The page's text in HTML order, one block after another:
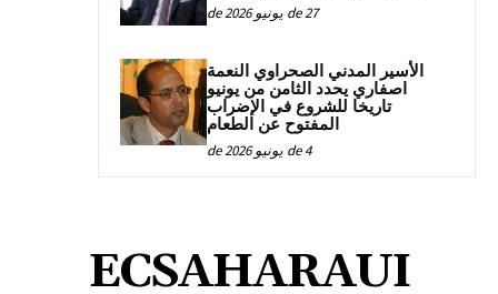
27 de يونيو de 2026
الأسير المدني الصحراوي النعمة
اصفاري يحدد الثامن من يونيو
تاريخا للشروع في الإضراب
المفتوح عن الطعام
4 de يونيو de 2026
ECSAHARAUI